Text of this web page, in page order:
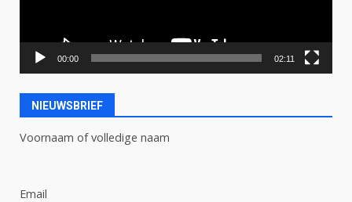
00:00 02:11
NIEUWSBRIEF
Voornaam of volledige naam
Email